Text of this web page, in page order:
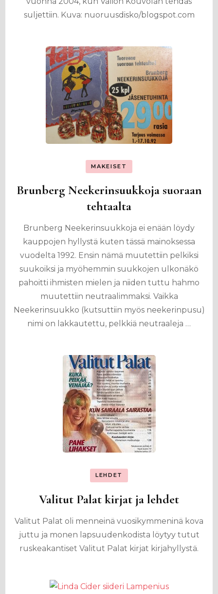
suljettiin. Kuva: nuoruusdisko/blogspot.com
MAKEISET
Brunberg Neekerinsuukkoja suoraan
tehtaalta
Brunberg Neekerinsuukkoja ei enään löydy
kauppojen hyllystä kuten tässä mainoksessa
vuodelta 1992. Ensin nämä muutettiin pelkiksi
suukoiksi ja myöhemmin suukkojen ulkonäkö
pahoitti ihmisten mielen ja niiden tuttu hahmo
muutettiin neutraalimmaksi. Vaikka
Neekerinsuukko (kutsuttiin myös neekerinpusu)
nimi on lakkautettu, pelkkiä neutraaleja …
LEHDET
Valitut Palat kirjat ja lehdet
Valitut Palat oli menneinä vuosikymmeninä kova
juttu ja monen lapsuudenkodista löytyy tutut
ruskeakantiset Valitut Palat kirjat kirjahyllystä.